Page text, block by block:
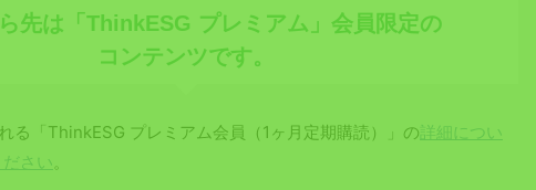
先は「ThinkESG プレミアム」会員限定の
コンテンツです。
る「ThinkESG プレミアム会員（1ヶ月定期購読）」の詳細につい
さい